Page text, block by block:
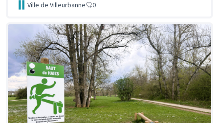
Ville de Villeurbanne 0